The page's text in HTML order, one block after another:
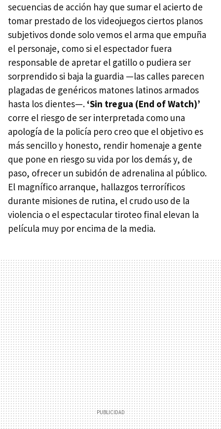
secuencias de acción hay que sumar el acierto de
tomar prestado de los videojuegos ciertos planos
subjetivos donde solo vemos el arma que empuña
el personaje, como si el espectador fuera
responsable de apretar el gatillo o pudiera ser
sorprendido si baja la guardia —las calles parecen
plagadas de genéricos matones latinos armados
hasta los dientes—. ‘Sin tregua (End of Watch)’
corre el riesgo de ser interpretada como una
apología de la policía pero creo que el objetivo es
más sencillo y honesto, rendir homenaje a gente
que pone en riesgo su vida por los demás y, de
paso, ofrecer un subidón de adrenalina al público.
El magnífico arranque, hallazgos terroríficos
durante misiones de rutina, el crudo uso de la
violencia o el espectacular tiroteo final elevan la
película muy por encima de la media.